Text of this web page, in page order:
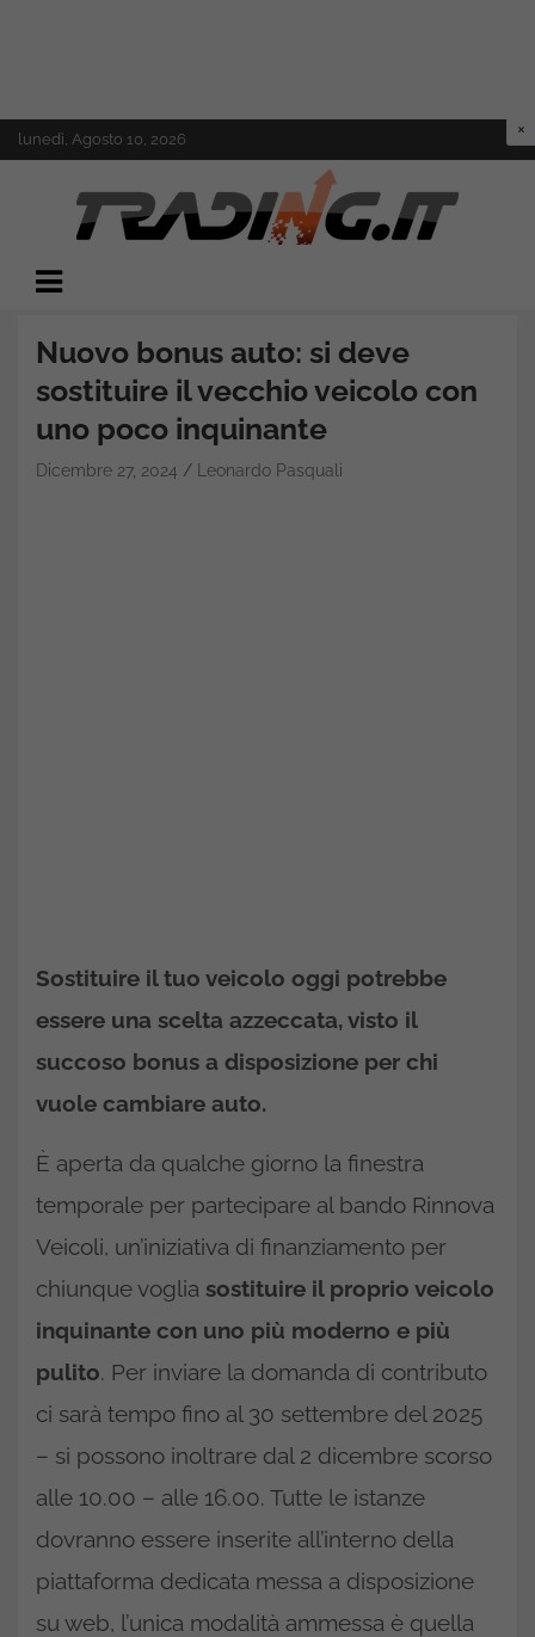
Skip
to
lunedì, Agosto 10, 2026
Trading.it
Nuovo bonus auto: si deve
sostituire il vecchio veicolo con
uno poco inquinante
Dicembre 27, 2024 Leonardo Pasquali
Sostituire il tuo veicolo oggi potrebbe
essere una scelta azzeccata, visto il
succoso bonus a disposizione per chi
vuole cambiare auto.
È aperta da qualche giorno la finestra
temporale per partecipare al bando Rinnova
Veicoli, un’iniziativa di finanziamento per
chiunque voglia sostituire il proprio veicolo
inquinante con uno più moderno e più
pulito. Per inviare la domanda di contributo
ci sarà tempo fino al 30 settembre del 2025
– si possono inoltrare dal 2 dicembre scorso
alle 10.00 – alle 16.00. Tutte le istanze
dovranno essere inserite all’interno della
piattaforma dedicata messa a disposizione
su web, l’unica modalità ammessa è quella